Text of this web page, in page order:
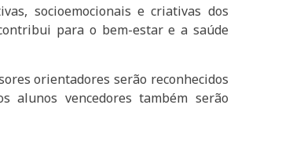
socioemocionais e criativas dos
para o bem-estar e a saúde
orientadores serão reconhecidos
alunos vencedores também serão